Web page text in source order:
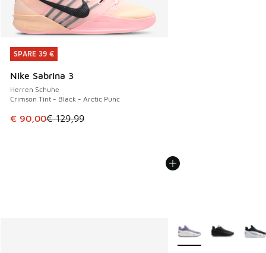
SPARE 39 €
Nike Sabrina 3
Herren Schuhe
Crimson Tint - Black - Arctic Punc
Dieser Artikel ist im Sale. Der Preis ist von € 129,99 auf €
€ 90,00€ 129,99
SPARE 39 €
Weitere Farben